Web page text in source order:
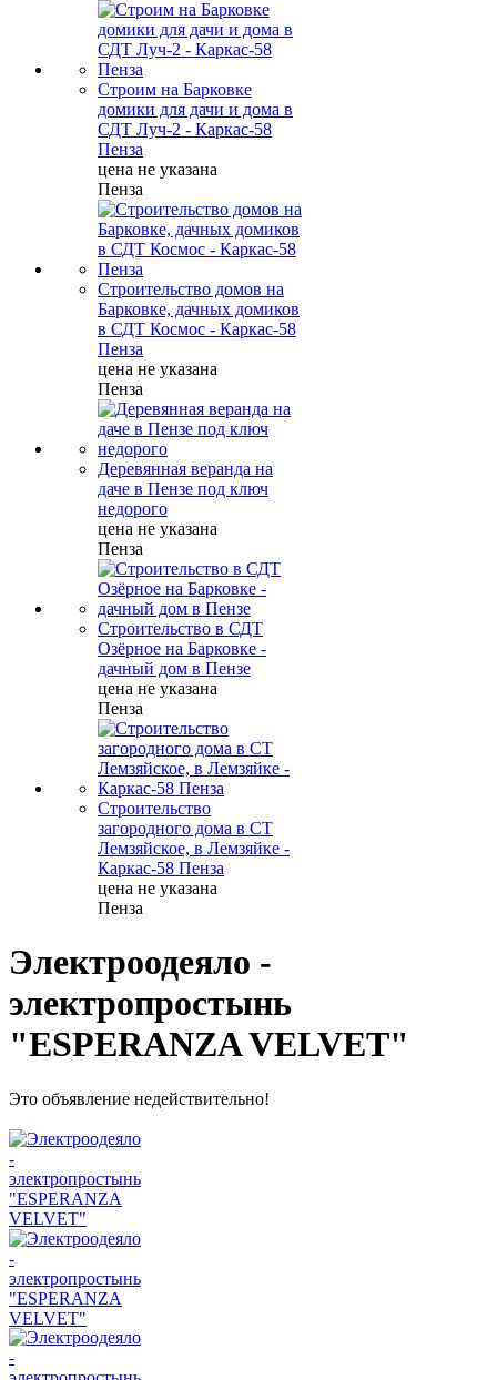
Строим на Барковке
домики для дачи и дома в
СДТ Луч-2 - Каркас-58
Пенза
цена не указана
Пенза
Строительство домов на
Барковке, дачных домиков
в СДТ Космос - Каркас-58
Пенза
цена не указана
Пенза
Деревянная веранда на
даче в Пензе под ключ
недорого
цена не указана
Пенза
Строительство в СДТ
Озёрное на Барковке -
дачный дом в Пензе
цена не указана
Пенза
Строительство
загородного дома в СТ
Лемзяйское, в Лемзяйке -
Каркас-58 Пенза
цена не указана
Пенза
Электроодеяло -
электропростынь
"ESPERANZA VELVET"
Это объявление недействительно!